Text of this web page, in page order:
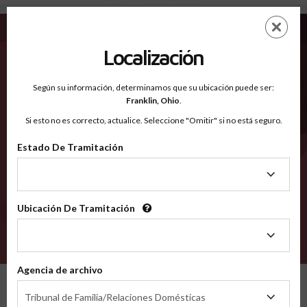
Navajo AZ - Condados Reconocidos
EN
Condados Reconocidos
2600
Localización
Según su información, determinamos que su ubicación puede ser:
Franklin, Ohio.
Si esto no es correcto, actualice. Seleccione "Omitir" si no está seguro.
Estado De Tramitación
Tramitación
Ubicación De Tramitación
Tramitación
Agencia de archivo
Tribunal de Familia/Relaciones Domésticas
de